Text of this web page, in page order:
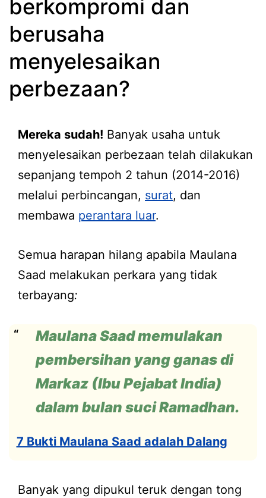
berkompromi dan
berusaha
menyelesaikan
perbezaan?
Mereka sudah! Banyak usaha untuk
menyelesaikan perbezaan telah dilakukan
sepanjang tempoh 2 tahun (2014-2016)
melalui perbincangan, surat, dan
membawa perantara luar.
Semua harapan hilang apabila Maulana
Saad melakukan perkara yang tidak
terbayang:
Maulana Saad memulakan
pembersihan yang ganas di
Markaz (Ibu Pejabat India)
dalam bulan suci Ramadhan.
7 Bukti Maulana Saad adalah Dalang
Banyak yang dipukul teruk dengan tong